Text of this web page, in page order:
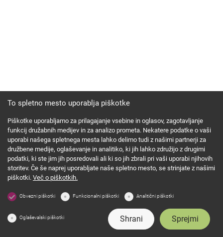
To spletno mesto uporablja piškotke
Piškotke uporabljamo za prilagajanje vsebine in oglasov, zagotavljanje
funkcij družabnih medijev in za analizo prometa. Nekatere podatke o vaši
uporabi našega spletnega mesta lahko delimo tudi z našimi partnerji za
družbene medije, oglaševanje in analitiko, ki jih lahko združijo z drugimi
podatki, ki ste jim jih posredovali ali ki so jih zbrali pri vaši uporabi njihovih
storitev. Če še naprej uporabljate naše spletno mesto, se strinjate z našimi
piškotki. Več o piškotkih.
Obvezni piškotki Funkcionalni piškotki Analitični piškotki
Oglaševalski piškotki Sprejmi
Shrani